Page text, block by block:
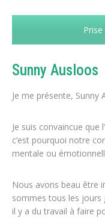
Sunny Ausloos
Je me présente, Sunny
Je suis convaincue
c’est pourquoi notre
mentale ou
Nous avons beau être
sommes tous les jours
il y a du travail à faire